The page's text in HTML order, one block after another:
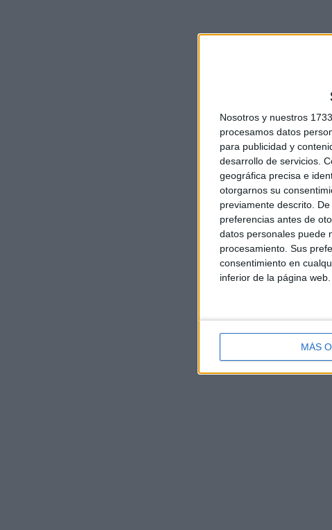
Nosotros y nuestros 1733
procesamos datos
para publicidad y
desarrollo de servicios.
geográfica precisa e
otorgarnos su
previamente descrito.
preferencias antes de
datos personales puede
procesamiento. Sus
consentimiento en
inferior de la página web.
MÁS